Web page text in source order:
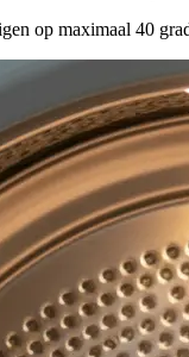
op maximaal 40